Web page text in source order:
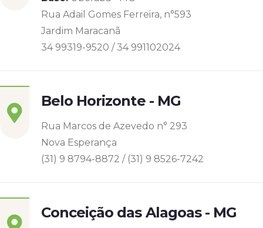
Rua Adail Gomes Ferreira, n°593
Jardim Maracanã
34 99319-9520 / 34 991102024
Belo Horizonte - MG
Rua Marcos de Azevedo n° 293
Nova Esperança
(31) 9 8794-8872 / (31) 9 8526-7242
Conceição das Alagoas - MG